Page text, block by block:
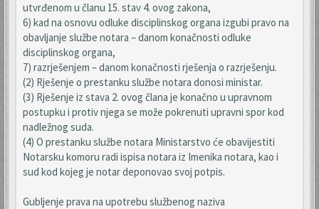
utvrđenom u članu 15. stav 4. ovog zakona,
6) kad na osnovu odluke disciplinskog organa izgubi pravo na
obavljanje službe notara – danom konačnosti odluke
disciplinskog organa,
7) razrješenjem – danom konačnosti rješenja o razrješenju.
(2) Rješenje o prestanku službe notara donosi ministar.
(3) Rješenje iz stava 2. ovog člana je konačno u upravnom
postupku i protiv njega se može pokrenuti upravni spor kod
nadležnog suda.
(4) O prestanku službe notara Ministarstvo će obavijestiti
Notarsku komoru radi ispisa notara iz Imenika notara, kao i
sud kod kojeg je notar deponovao svoj potpis.
Gubljenje prava na upotrebu službenog naziva